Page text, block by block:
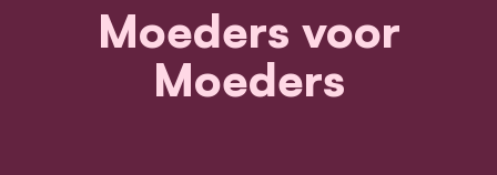
Moeders voor
Moeders